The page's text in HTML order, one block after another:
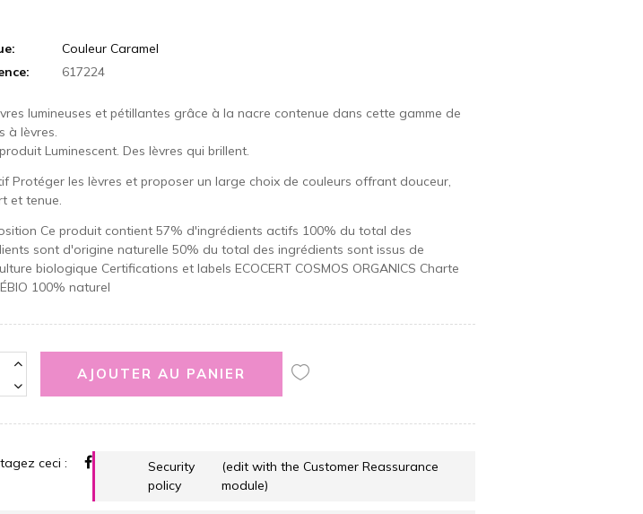
Couleur Caramel
617224
lumineuses et pétillantes grâce à la nacre contenue dans cette gamme de
à lèvres.
Luminescent. Des lèvres qui brillent.
Protéger les lèvres et proposer un large choix de couleurs offrant douceur,
et tenue.
Ce produit contient 57% d'ingrédients actifs 100% du total des
sont d'origine naturelle 50% du total des ingrédients sont issus de
biologique Certifications et labels ECOCERT COSMOS ORGANICS Charte
100% naturel
AJOUTER AU PANIER
ceci :
Security
policy
(edit with the Customer Reassurance
module)